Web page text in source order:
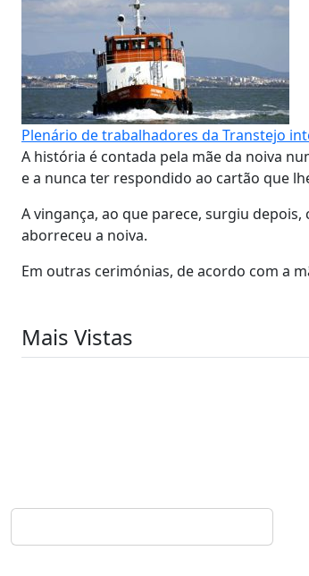
Plenário de trabalhadores da Transtejo
A história é contada pela mãe da noiva
e a nunca ter respondido ao cartão que
A vingança, ao que parece, surgiu
aborreceu a noiva.
Em outras cerimónias, de acordo com a
Mais Vistas